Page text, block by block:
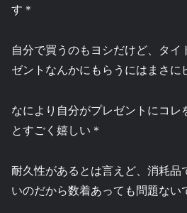
す＊
自分で買うのもヨシだけど、タイ
ゼントなんかにもらうにはまさに
なにより自分がプレゼントにコレ
とすごく嬉しい＊
耐久性があるとは言えど、消耗品
いのだから数着あっても問題ない